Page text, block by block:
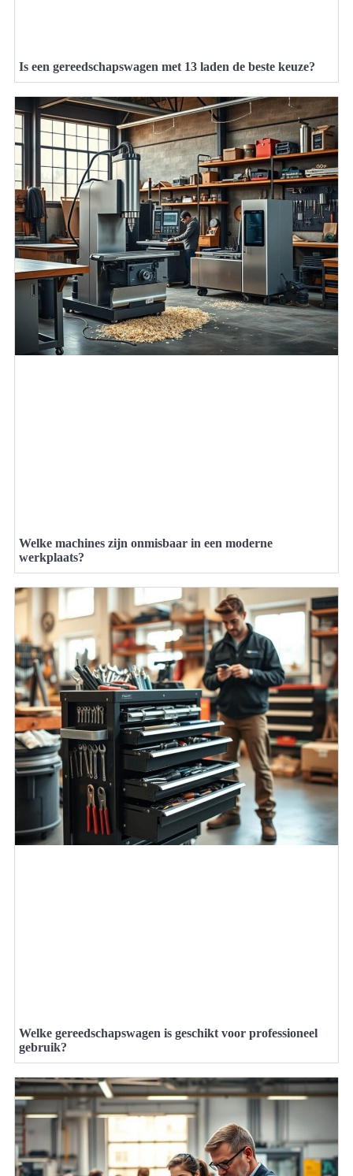
Is een gereedschapswagen met 13 laden de beste keuze?
Welke machines zijn onmisbaar in een moderne
werkplaats?
Welke gereedschapswagen is geschikt voor professioneel
gebruik?